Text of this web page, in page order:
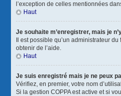
l’exception de celles mentionnées
Haut
Je souhaite m’enregistrer, mais je
Il est possible qu’un administrateur
obtenir de l’aide.
Haut
Je suis enregistré mais je ne peux
Vérifiez, en premier, votre nom
Si la gestion COPPA est active et si